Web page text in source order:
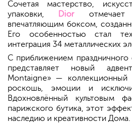
Сочетая мастерство,
упаковки,
Dior отмечает
впечатляющим боксом,
Его особенностью стал
интеграция 34 металлических
С приближением праздничного
представляет новый
Montaigne» — коллекционный
роскошь, эмоции и
Вдохновлённый культовым
парижского бутика, этот
наследию и креативности Дома.